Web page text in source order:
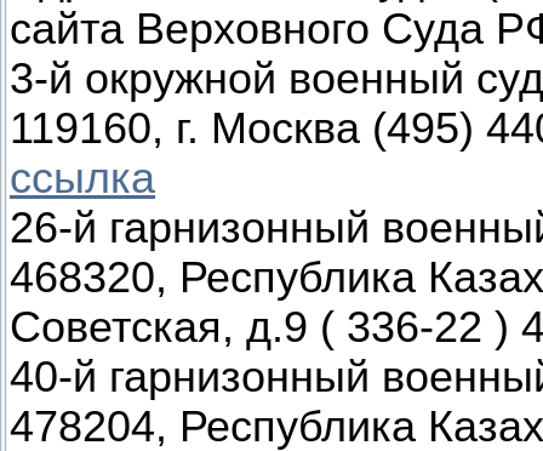
сайта Верховного Суда
3-й окружной военный суд
119160, г. Москва (495)
ссылка
26-й гарнизонный
468320, Республика
Советская, д.9 ( 336-22 )
40-й гарнизонный
478204, Республика